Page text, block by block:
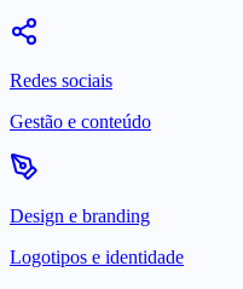
Redes sociais
Gestão e conteúdo
Design e branding
Logotipos e identidade